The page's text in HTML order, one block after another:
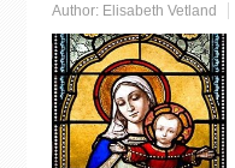
Author: Elisabeth Vetland